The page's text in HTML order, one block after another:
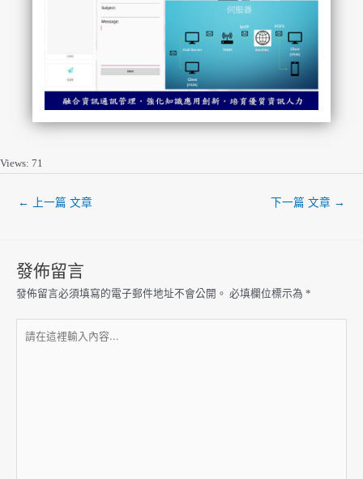
Views: 71
← 上一篇 文章 下一篇 文章 →
發佈留言
發佈留言必須填寫的電子郵件地址不會公開。 必填欄位標示為 *